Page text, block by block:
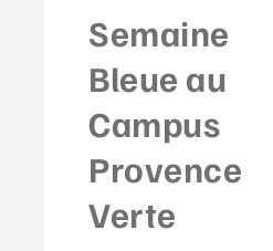
Semaine
Bleue au
Campus
Provence
Verte